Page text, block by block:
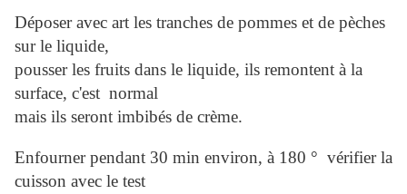
Déposer avec art les tranches de pommes et de pèches
sur le liquide,
pousser les fruits dans le liquide, ils remontent à la
surface, c'est normal
mais ils seront imbibés de crème.
Enfourner pendant 30 min environ, à 180 ° vérifier la
cuisson avec le test